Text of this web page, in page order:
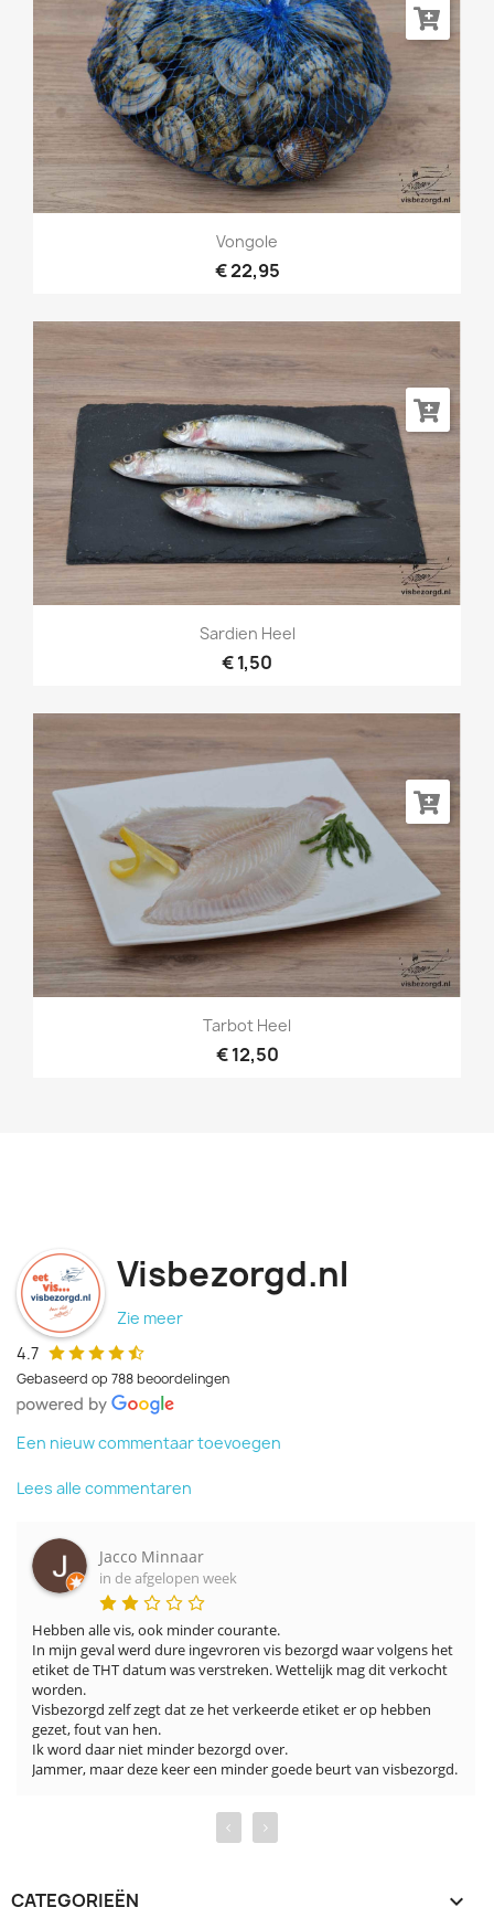
Vongole
€ 22,95
Sardien Heel
€ 1,50
Tarbot Heel
€ 12,50
Visbezorgd.nl
Zie meer
4.7
Gebaseerd op 788 beoordelingen
Een nieuw commentaar toevoegen
Lees alle commentaren
Jacco Minnaar
in de afgelopen week
Hebben alle vis, ook minder courante.
In mijn geval werd dure ingevroren vis bezorgd waar volgens het
etiket de THT datum was verstreken. Wettelijk mag dit verkocht
worden.
Visbezorgd zelf zegt dat ze het verkeerde etiket er op hebben
gezet, fout van hen.
Ik word daar niet minder bezorgd over.
Jammer, maar deze keer een minder goede beurt van visbezorgd.
‹ ›
CATEGORIEËN 